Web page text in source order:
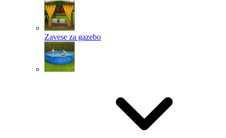
Zavese za gazebo